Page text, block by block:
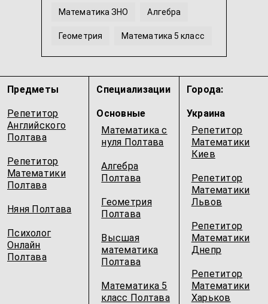
Математика ЗНО Алгебра
Геометрия Математика 5 класс
...
Предметы
Репетитор
Английского
Полтава
Репетитор
Математики
Полтава
Няня Полтава
Психолог
Онлайн
Полтава
Специализации
Основные
Математика с
нуля Полтава
Алгебра
Полтава
Геометрия
Полтава
Высшая
математика
Полтава
Математика 5
класс Полтава
Города:
Украина
Репетитор
Математики
Киев
Репетитор
Математики
Львов
Репетитор
Математики
Днепр
Репетитор
Математики
Харьков